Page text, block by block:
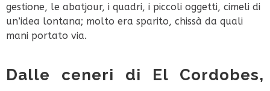
gestione, le abatjour, i quadri, i piccoli oggetti, cimeli di
un’idea lontana; molto era sparito, chissà da quali
mani portato via.
Dalle ceneri di El Cordobes,